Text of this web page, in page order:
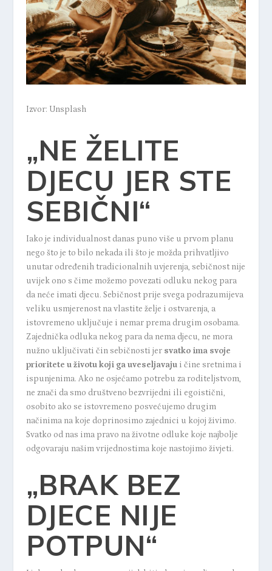
Izvor: Unsplash
„NE ŽELITE
DJECU JER STE
SEBIČNI“
Iako je individualnost danas puno više u prvom planu
nego što je to bilo nekada ili što je možda prihvatljivo
unutar određenih tradicionalnih uvjerenja, sebičnost nije
uvijek ono s čime možemo povezati odluku nekog para
da neće imati djecu. Sebičnost prije svega podrazumijeva
veliku usmjerenost na vlastite želje i ostvarenja, a
istovremeno uključuje i nemar prema drugim osobama.
Zajednička odluka nekog para da nema djecu, ne mora
nužno uključivati čin sebičnosti jer svatko ima svoje
prioritete u životu koji ga uveseljavajui čine sretnima i
ispunjenima. Ako ne osjećamo potrebu za roditeljstvom,
ne znači da smo društveno bezvrijedni ili egoistični,
osobito ako se istovremeno posvećujemo drugim
načinima na koje doprinosimo zajednici u kojoj živimo.
Svatko od nas ima pravo na životne odluke koje najbolje
odgovaraju našim vrijednostima koje nastojimo živjeti.
„BRAK BEZ
DJECE NIJE
POTPUN“